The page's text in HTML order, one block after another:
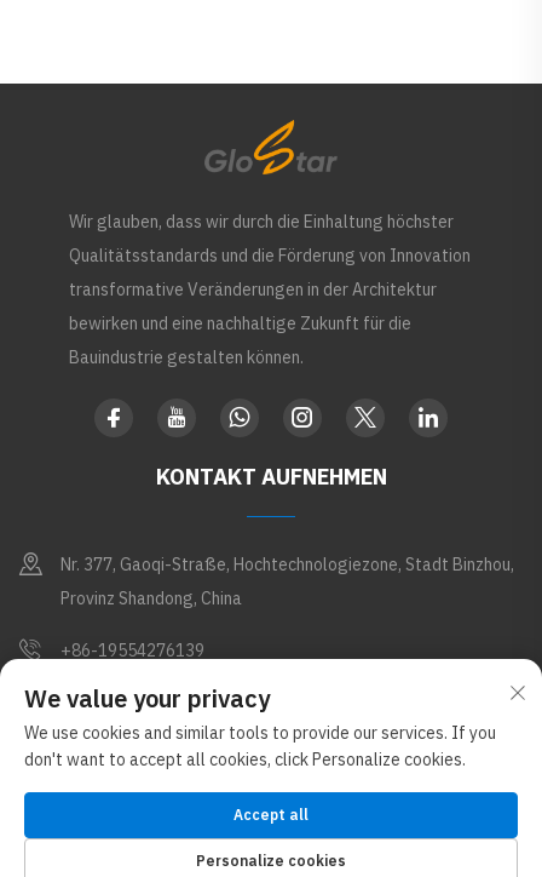
Wir glauben, dass wir durch die Einhaltung höchster
Qualitätsstandards und die Förderung von Innovation
transformative Veränderungen in der Architektur
bewirken und eine nachhaltige Zukunft für die
Bauindustrie gestalten können.
KONTAKT AUFNEHMEN
Nr. 377, Gaoqi-Straße, Hochtechnologiezone, Stadt Binzhou,
Provinz Shandong, China
+86-19554276139
[email protected]
Copyright © Shandong Apex Metal Products Co., Ltd. Alle Rechte
vorbehalten (im Glostar New Materials Group-Konzern)
Datenschutzrichtlinie Blog
We value your privacy
We use cookies and similar tools to provide our services. If you
don't want to accept all cookies, click Personalize cookies.
Personalize cookies
Accept all